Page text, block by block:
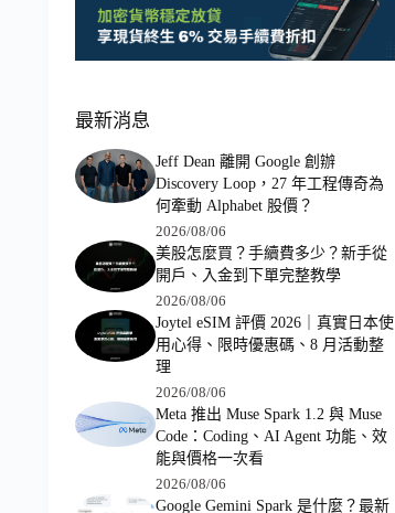
最新消息
Jeff Dean 離開 Google 創辦
Discovery Loop，27 年工程傳奇為
何牽動 Alphabet 股價？
2026/08/06
美股怎麼買？手續費多少？新手從
開戶、入金到下單完整教學
2026/08/06
Joytel eSIM 評價 2026｜真實日本使
用心得、限時優惠碼、8 月活動整
理
2026/08/06
Meta 推出 Muse Spark 1.2 與 Muse
Code：Coding、AI Agent 功能、效
能與價格一次看
2026/08/06
Google Gemini Spark 是什麼？最新